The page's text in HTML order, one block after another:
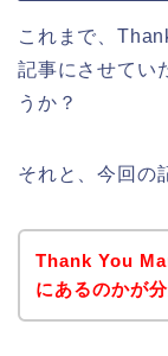
これまで、
記事にさせてい
うか？
それと、今回の
Thank You
にあるのかが